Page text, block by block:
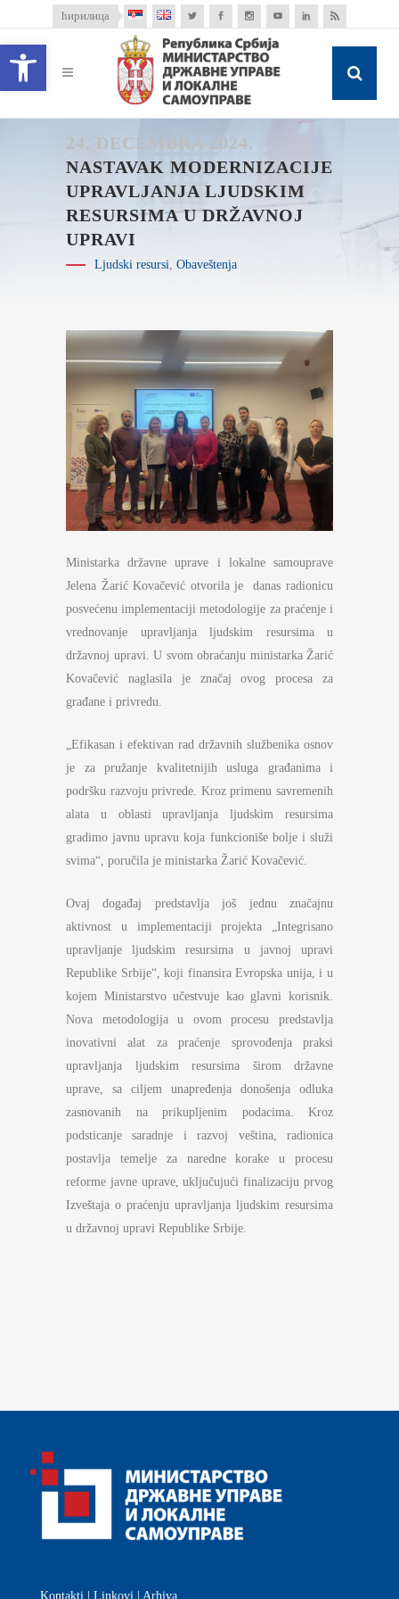
Open toolbar
ћирилица
24. DECEMBRA 2024.
NASTAVAK MODERNIZACIJE
UPRAVLJANJA LJUDSKIM
RESURSIMA U DRŽAVNOJ
UPRAVI
Ljudski resursi, Obaveštenja
Ministarka državne uprave i lokalne samouprave
Jelena Žarić Kovačević otvorila je danas radionicu
posvećenu implementaciji metodologije za praćenje i
vrednovanje upravljanja ljudskim resursima u
državnoj upravi. U svom obraćanju ministarka Žarić
Kovačević naglasila je značaj ovog procesa za
građane i privredu.
„Efikasan i efektivan rad državnih službenika osnov
je za pružanje kvalitetnijih usluga građanima i
podršku razvoju privrede. Kroz primenu savremenih
alata u oblasti upravljanja ljudskim resursima
gradimo javnu upravu koja funkcioniše bolje i služi
svima“, poručila je ministarka Žarić Kovačević.
Ovaj događaj predstavlja još jednu značajnu
aktivnost u implementaciji projekta „Integrisano
upravljanje ljudskim resursima u javnoj upravi
Republike Srbije“, koji finansira Evropska unija, i u
kojem Ministarstvo učestvuje kao glavni korisnik.
Nova metodologija u ovom procesu predstavlja
inovativni alat za praćenje sprovođenja praksi
upravljanja ljudskim resursima širom državne
uprave, sa ciljem unapređenja donošenja odluka
zasnovanih na prikupljenim podacima. Kroz
podsticanje saradnje i razvoj veština, radionica
postavlja temelje za naredne korake u procesu
reforme javne uprave, uključujući finalizaciju prvog
Izveštaja o praćenju upravljanja ljudskim resursima
u državnoj upravi Republike Srbije.
Kontakti Linkovi Arhiva